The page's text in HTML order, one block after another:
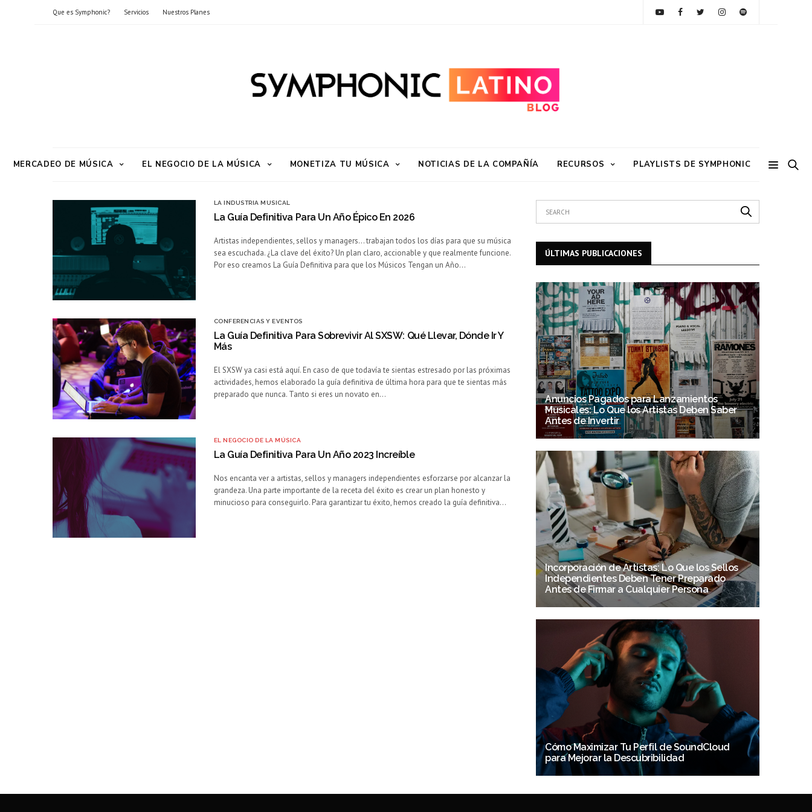
Que es Symphonic? Servicios Nuestros Planes
MERCADEO DE MÚSICA EL NEGOCIO DE LA MÚSICA MONETIZA TU MÚSICA NOTICIAS DE LA COMPAÑÍA RECURSOS PLAYLISTS DE SYMPHONIC
LA INDUSTRIA MUSICAL
La Guía Definitiva Para Un Año Épico En 2026
Artistas independientes, sellos y managers… trabajan todos los días para que su música
sea escuchada. ¿La clave del éxito? Un plan claro, accionable y que realmente funcione.
Por eso creamos La Guía Definitiva para que los Músicos Tengan un Año…
CONFERENCIAS Y EVENTOS
La Guía Definitiva Para Sobrevivir Al SXSW: Qué Llevar, Dónde Ir Y
Más
El SXSW ya casi está aquí. En caso de que todavía te sientas estresado por las próximas
actividades, hemos elaborado la guía definitiva de última hora para que te sientas más
preparado que nunca. Tanto si eres un novato en…
EL NEGOCIO DE LA MÚSICA
La Guía Definitiva Para Un Año 2023 Increíble
Nos encanta ver a artistas, sellos y managers independientes esforzarse por alcanzar la
grandeza. Una parte importante de la receta del éxito es crear un plan honesto y
minucioso para conseguirlo. Para garantizar tu éxito, hemos creado la guía definitiva…
ÚLTIMAS PUBLICACIONES
Anuncios Pagados para Lanzamientos
Musicales: Lo Que los Artistas Deben Saber
Antes de Invertir
Incorporación de Artistas: Lo Que los Sellos
Independientes Deben Tener Preparado
Antes de Firmar a Cualquier Persona
Cómo Maximizar Tu Perfil de SoundCloud
para Mejorar la Descubribilidad